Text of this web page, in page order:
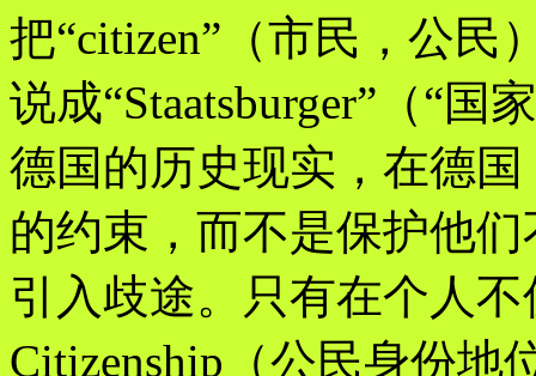
把“citizen”（市民，公民
说成“Staatsburger”（“国
德国的历史现实，在德
的约束，而不是保护他
引入歧途。只有在个人
Citizenship（公民身份地